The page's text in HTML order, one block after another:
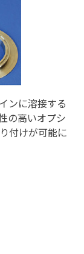
ンに溶接する
の高いオプシ
付けが可能に